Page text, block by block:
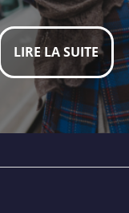
LIRE LA SUITE